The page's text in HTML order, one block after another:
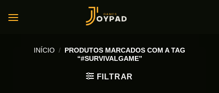
INÍCIO / PRODUTOS MARCADOS COM A TAG
“#SURVIVALGAME”
FILTRAR